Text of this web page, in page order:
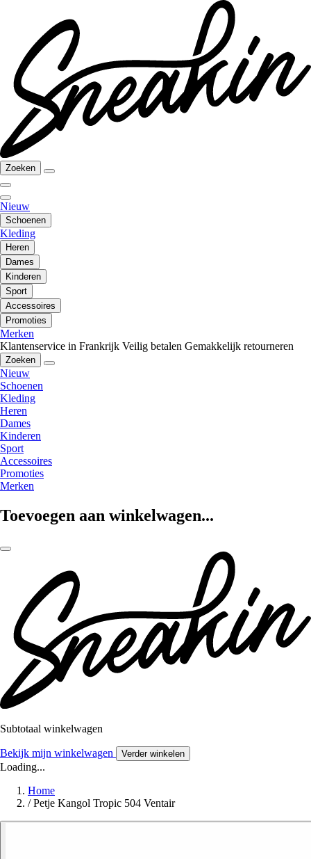
Zoeken
Nieuw
Schoenen
Kleding
Heren
Dames
Kinderen
Sport
Accessoires
Promoties
Merken
Klantenservice in Frankrijk Veilig betalen Gemakkelijk retourneren
Zoeken
Nieuw
Schoenen
Kleding
Heren
Dames
Kinderen
Sport
Accessoires
Promoties
Merken
Toevoegen aan winkelwagen...
Subtotaal winkelwagen
Bekijk mijn winkelwagen Verder winkelen
Loading...
Home
/ Petje Kangol Tropic 504 Ventair